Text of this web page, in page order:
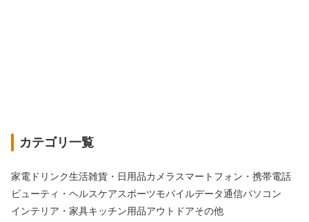
カテゴリ一覧
家電 ドリンク生活雑貨・日用品カメラ スマートフォン・携帯電話
ビューティ・ヘルスケア スポーツモバイルデータ通信パソコン
インテリア・家具キッチン用品アウトドアその他